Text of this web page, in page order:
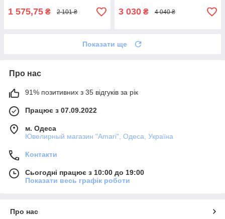
1 575,75 ₴ 2 101 ₴ 3 030 ₴ 4 040 ₴
Показати ще
Про нас
91% позитивних з 35 відгуків за рік
Працює з 07.09.2022
м. Одеса
Ювелирный магазин "Amari", Одеса, Україна
Контакти
Сьогодні працює з 10:00 до 19:00
Показати весь графік роботи
Про нас